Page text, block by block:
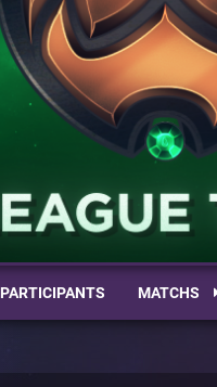
PARTICIPANTS MATCHS